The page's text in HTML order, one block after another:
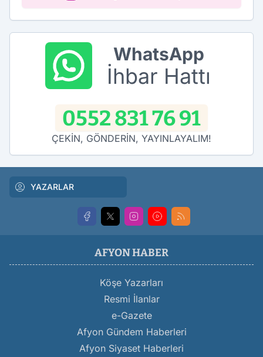
WhatsApp
İhbar Hattı
0552 831 76 91
ÇEKİN, GÖNDERİN, YAYINLAYALIM!
YAZARLAR
AFYON HABER
Köşe Yazarları
Resmi İlanlar
e-Gazete
Afyon Gündem Haberleri
Afyon Siyaset Haberleri